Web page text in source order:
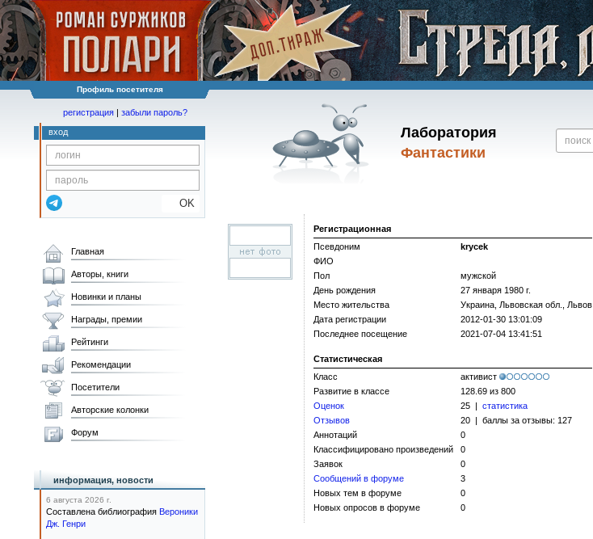
Профиль посетителя
Лаборатория
Фантастики
регистрация | забыли пароль?
вход
OK
Регистрационная
Псевдоним
krycek
ФИО
Пол
мужской
День рождения
27 января 1980 г.
Место жительства
Украина, Львовская обл., Львов
Дата регистрации
2012-01-30 13:01:09
Последнее посещение
2021-07-04 13:41:51
Статистическая
Класс
активист
Развитие в классе
128.69 из 800
Оценок
25 | статистика
Отзывов
20 | баллы за отзывы: 127
Аннотаций
0
Классифицировано произведений
0
Заявок
0
Сообщений в форуме
3
Новых тем в форуме
0
Новых опросов в форуме
0
Главная
Авторы, книги
Новинки и планы
Награды, премии
Рейтинги
Рекомендации
Посетители
Авторские колонки
Форум
информация, новости
6 августа 2026 г.
Составлена библиография Вероники
Дж. Генри